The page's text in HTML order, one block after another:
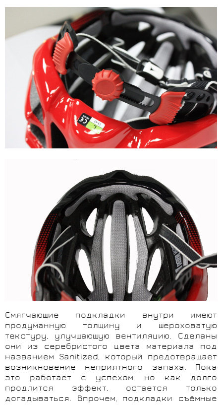
Смягчающие подкладки внутри имеют
продуманную толщину и шероховатую
текстуру, улучшающую вентиляцию. Сделаны
они из серебристого цвета материала под
названием Sanitized, который предотвращает
возникновение неприятного запаха. Пока
это работает с успехом, но как долго
продлится эффект, остается только
догадываться. Впрочем, подкладки съёмные